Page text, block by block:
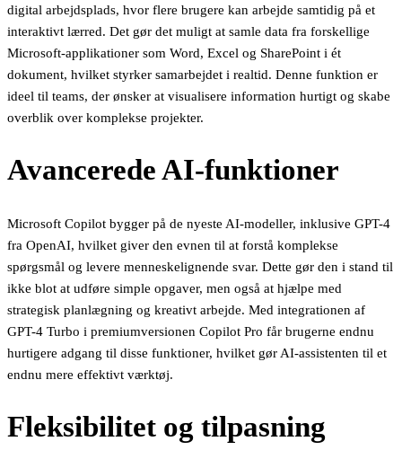
digital arbejdsplads, hvor flere brugere kan arbejde samtidig på et
interaktivt lærred. Det gør det muligt at samle data fra forskellige
Microsoft-applikationer som Word, Excel og SharePoint i ét
dokument, hvilket styrker samarbejdet i realtid. Denne funktion er
ideel til teams, der ønsker at visualisere information hurtigt og skabe
overblik over komplekse projekter.
Avancerede AI-funktioner
Microsoft Copilot bygger på de nyeste AI-modeller, inklusive GPT-4
fra OpenAI, hvilket giver den evnen til at forstå komplekse
spørgsmål og levere menneskelignende svar. Dette gør den i stand til
ikke blot at udføre simple opgaver, men også at hjælpe med
strategisk planlægning og kreativt arbejde. Med integrationen af
GPT-4 Turbo i premiumversionen Copilot Pro får brugerne endnu
hurtigere adgang til disse funktioner, hvilket gør AI-assistenten til et
endnu mere effektivt værktøj.
Fleksibilitet og tilpasning